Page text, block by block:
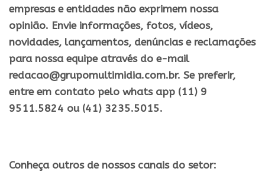
empresas e entidades não exprimem nossa
opinião. Envie informações, fotos, vídeos,
novidades, lançamentos, denúncias e reclamações
para nossa equipe através do e-mail
redacao@grupomultimidia.com.br. Se preferir,
entre em contato pelo whats app (11) 9
9511.5824 ou (41) 3235.5015.
Conheça outros de nossos canais do setor: